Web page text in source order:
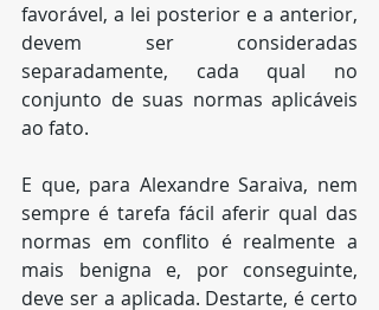
favorável, a lei posterior e a anterior,
devem ser consideradas
separadamente, cada qual no
conjunto de suas normas aplicáveis
ao fato.
E que, para Alexandre Saraiva, nem
sempre é tarefa fácil aferir qual das
normas em conflito é realmente a
mais benigna e, por conseguinte,
deve ser a aplicada. Destarte, é certo